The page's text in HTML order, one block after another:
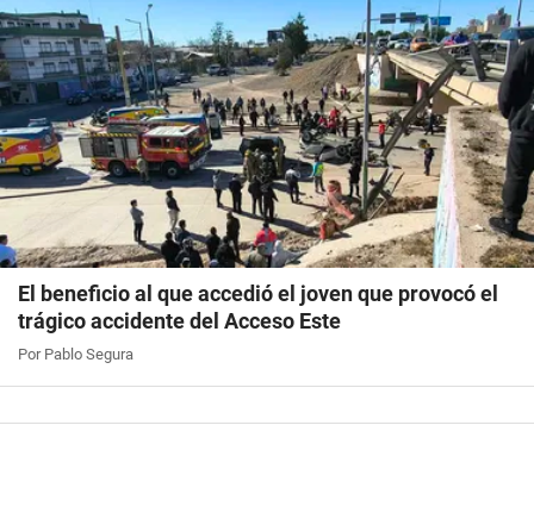
El beneficio al que accedió el joven que provocó el
trágico accidente del Acceso Este
Por Pablo Segura